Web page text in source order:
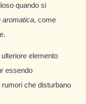
quando si
aromatica, come
elemento
essendo
che disturbano